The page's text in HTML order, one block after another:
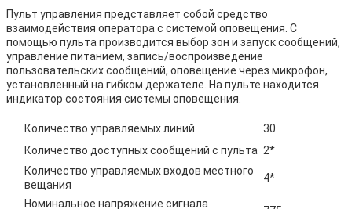
Пульт управления представляет собой средство
взаимодействия оператора с системой оповещения. С
помощью пульта производится выбор зон и запуск сообщений,
управление питанием, запись/воспроизведение
пользовательских сообщений, оповещение через микрофон,
установленный на гибком держателе. На пульте находится
индикатор состояния системы оповещения.
Количество управляемых линий
30
Количество доступных сообщений с пульта 2*
Количество управляемых входов местного
вещания
4*
Номинальное напряжение сигнала